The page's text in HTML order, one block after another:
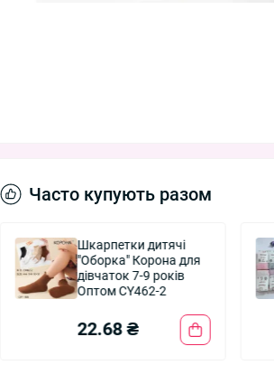
Часто купують разом
Шкарпетки дитячі
"Оборка" Корона для
дівчаток 7-9 років
Оптом CY462-2
22.68 ₴